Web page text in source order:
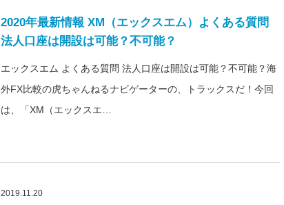
2020年最新情報 XM（エックスエム）よくある質問
法人口座は開設は可能？不可能？
エックスエム よくある質問 法人口座は開設は可能？不可能？海
外FX比較の虎ちゃんねるナビゲーターの、トラックスだ！今回
は、「XM（エックスエ…
2019.11.20